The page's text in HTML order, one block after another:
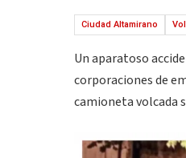
Ciudad Altamirano
Un aparatoso
corporaciones de
camioneta volcada